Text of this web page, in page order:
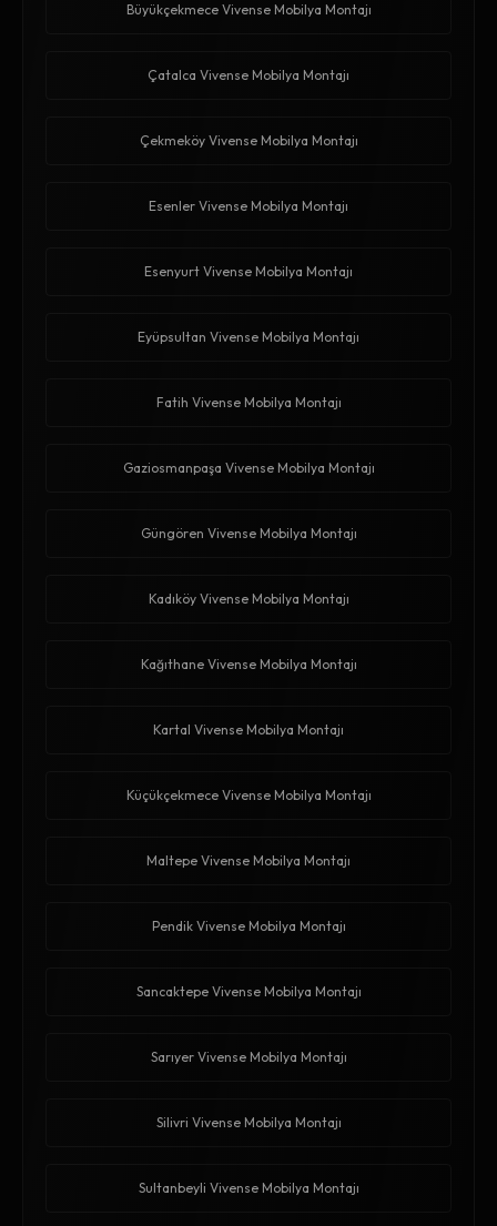
Büyükçekmece Vivense Mobilya Montajı
Çatalca Vivense Mobilya Montajı
Çekmeköy Vivense Mobilya Montajı
Esenler Vivense Mobilya Montajı
Esenyurt Vivense Mobilya Montajı
Eyüpsultan Vivense Mobilya Montajı
Fatih Vivense Mobilya Montajı
Gaziosmanpaşa Vivense Mobilya Montajı
Güngören Vivense Mobilya Montajı
Kadıköy Vivense Mobilya Montajı
Kağıthane Vivense Mobilya Montajı
Kartal Vivense Mobilya Montajı
Küçükçekmece Vivense Mobilya Montajı
Maltepe Vivense Mobilya Montajı
Pendik Vivense Mobilya Montajı
Sancaktepe Vivense Mobilya Montajı
Sarıyer Vivense Mobilya Montajı
Silivri Vivense Mobilya Montajı
Sultanbeyli Vivense Mobilya Montajı